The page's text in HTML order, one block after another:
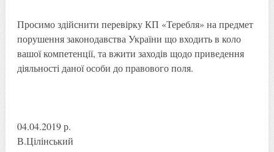
Просимо здійснити перевірку КП «Теребля» на предмет
порушення законодавства України що входить в коло
вашої компетенції, та вжити заходів щодо приведення
діяльності даної особи до правового поля.
04.04.2019 р.
В.Цілінський